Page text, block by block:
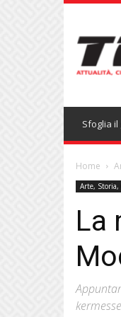
Sfoglia
Home
Arte,
La